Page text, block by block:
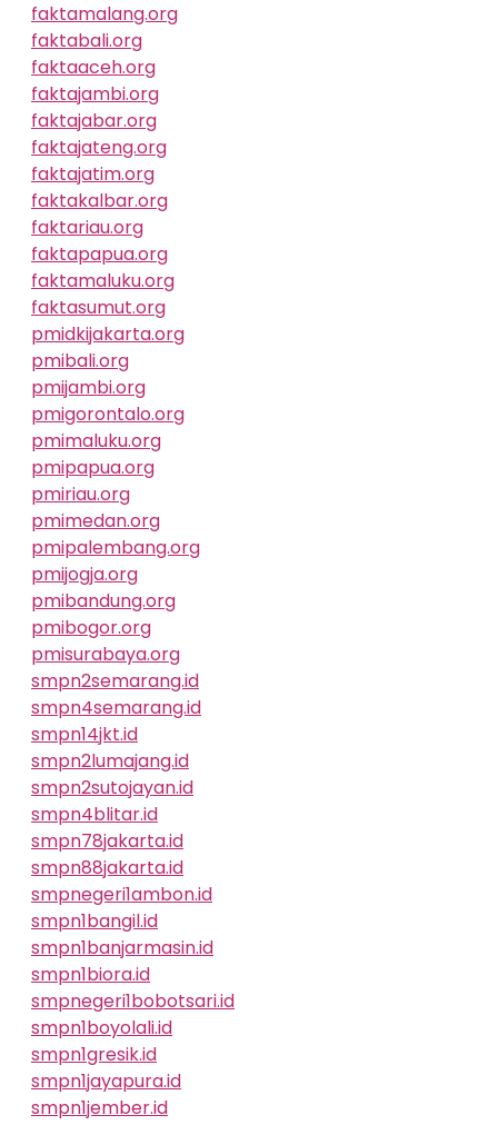
faktamalang.org
faktabali.org
faktaaceh.org
faktajambi.org
faktajabar.org
faktajateng.org
faktajatim.org
faktakalbar.org
faktariau.org
faktapapua.org
faktamaluku.org
faktasumut.org
pmidkijakarta.org
pmibali.org
pmijambi.org
pmigorontalo.org
pmimaluku.org
pmipapua.org
pmiriau.org
pmimedan.org
pmipalembang.org
pmijogja.org
pmibandung.org
pmibogor.org
pmisurabaya.org
smpn2semarang.id
smpn4semarang.id
smpn14jkt.id
smpn2lumajang.id
smpn2sutojayan.id
smpn4blitar.id
smpn78jakarta.id
smpn88jakarta.id
smpnegeri1ambon.id
smpn1bangil.id
smpn1banjarmasin.id
smpn1biora.id
smpnegeri1bobotsari.id
smpn1boyolali.id
smpn1gresik.id
smpn1jayapura.id
smpn1jember.id